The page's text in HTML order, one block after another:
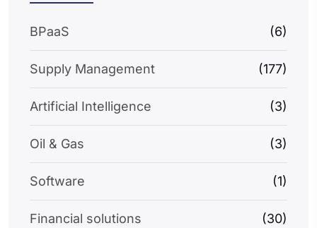
BPaaS (6)
Supply Management (177)
Artificial Intelligence (3)
Oil & Gas (3)
Software (1)
Financial solutions (30)